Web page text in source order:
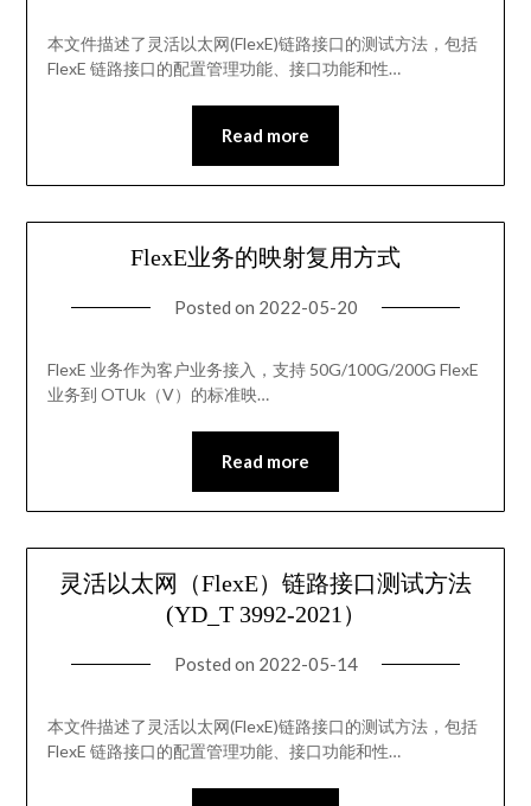
本文件描述了灵活以太网(FlexE)链路接口的测试方法，包括
FlexE 链路接口的配置管理功能、接口功能和性…
Read more
FlexE业务的映射复用方式
Posted on 2022-05-20
FlexE 业务作为客户业务接入，支持 50G/100G/200G FlexE
业务到 OTUk（V）的标准映…
Read more
灵活以太网（FlexE）链路接口测试方法
(YD_T 3992-2021）
Posted on 2022-05-14
本文件描述了灵活以太网(FlexE)链路接口的测试方法，包括
FlexE 链路接口的配置管理功能、接口功能和性…